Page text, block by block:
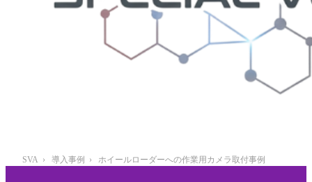
SVA › 導入事例 › ホイールローダーへの作業用カメラ取付事例